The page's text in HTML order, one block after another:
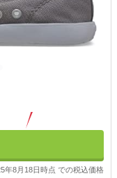
年8月18日時点 での税込価格